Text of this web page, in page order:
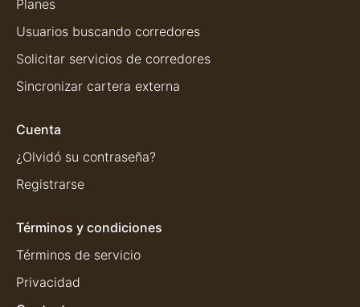
Planes
Usuarios buscando corredores
Solicitar servicios de corredores
Sincronizar cartera externa
Cuenta
¿Olvidó su contraseña?
Registrarse
Términos y condiciones
Términos de servicio
Privacidad